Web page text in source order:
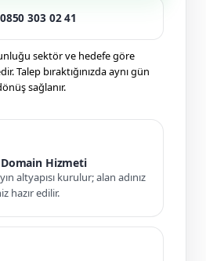
0850 303 02 41
sektör ve hedefe göre
Talep bıraktığınızda aynı gün
sağlanır.
Hizmeti
altyapısı kurulur; alan adınız
hazır edilir.